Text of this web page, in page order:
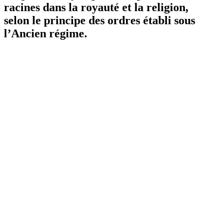
racines dans la royauté et la religion,
selon le principe des ordres établi sous
l’Ancien régime.